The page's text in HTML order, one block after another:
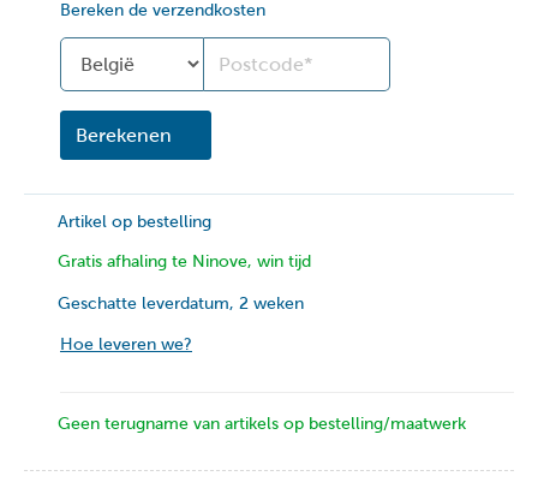
Artikel op bestelling
Gratis afhaling te Ninove, win tijd
Geschatte leverdatum, 2 weken
Bereken de verzendkosten
Berekenen
Hoe leveren we?
Geen terugname van artikels op bestelling/maatwerk